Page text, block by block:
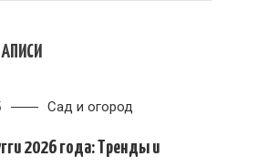
Сад и огород
2026 года: Тренды и